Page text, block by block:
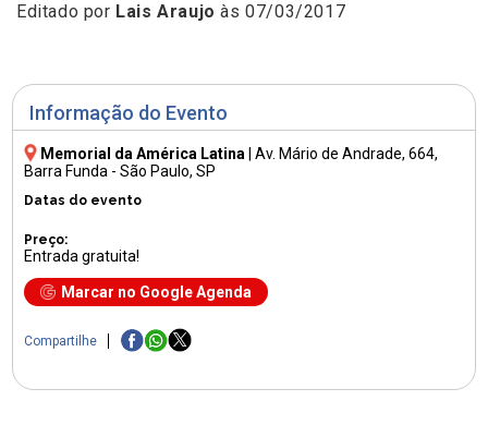
Informação do Evento
Memorial da América Latina |Av. Mário de Andrade, 664,
Barra Funda - São Paulo, SP
Datas do evento
Preço:
Entrada gratuita!
Marcar no Google Agenda
Compartilhe
Editado por Lais Araujo às 07/03/2017